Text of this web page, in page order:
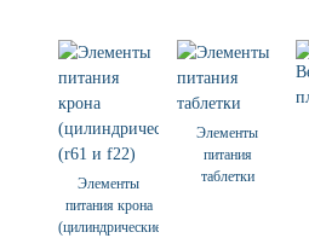
Элементы
питания крона
(цилиндрические)
Элементы
питания
таблетки